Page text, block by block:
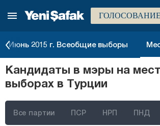
ГОЛОСОВАНИЕ
Июнь 2015 г. Всеобщие выборы
Кандидаты в мэры на
выборах в Турции
Все партии ПСР НРП ПНД
Анкара
Измир
Адыяман